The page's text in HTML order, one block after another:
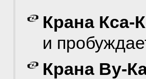
Крана Кса-
и
Крана Ву-